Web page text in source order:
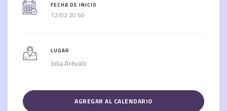
FECHA DE INICIO
12/02 20:50
LUGAR
Julia Arévalo
AGREGAR AL CALENDARIO